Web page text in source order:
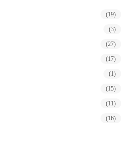
(19)
(3)
(27)
(17)
(1)
(15)
(11)
(16)